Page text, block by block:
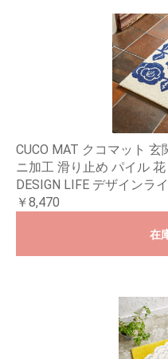
CUCO MAT クコマット
ニ加工 滑り止め パイル
DESIGN LIFE デザインラ
￥8,470
在